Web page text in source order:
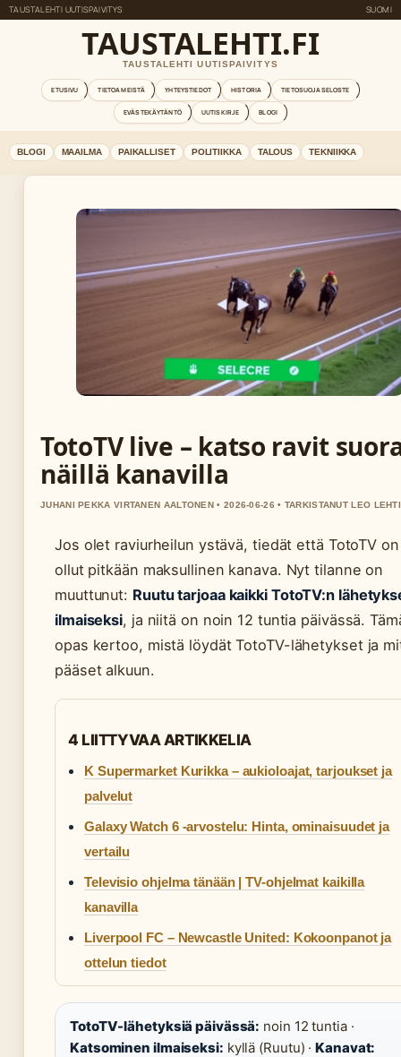
TAUSTALEHTI UUTISPAIVITYS SUOMI
TAUSTALEHTI.FI
TAUSTALEHTI UUTISPAIVITYS
ETUSIVU TIETOA MEISTÄ YHTEYSTIEDOT HISTORIA TIETOSUOJASELOSTE
EVÄSTEKÄYTÄNTÖ UUTISKIRJE BLOGI
BLOGI MAAILMA PAIKALLISET POLITIIKKA TALOUS TEKNIIKKA
TotoTV live – katso ravit
näillä kanavilla
JUHANI PEKKA VIRTANEN AALTONEN • 2026-06-26 • TARKISTANUT LEO
Jos olet raviurheilun ystävä, tiedät että TotoTV on
ollut pitkään maksullinen kanava. Nyt tilanne on
muuttunut: Ruutu tarjoaa kaikki TotoTV:n
ilmaiseksi, ja niitä on noin 12 tuntia päivässä.
opas kertoo, mistä löydät TotoTV-lähetykset ja
pääset alkuun.
4 LIITTYVAA ARTIKKELIA
K Supermarket Kurikka – aukioloajat, tarjoukset ja
palvelut
Galaxy Watch 6 -arvostelu: Hinta, ominaisuudet ja
vertailu
Televisio ohjelma tänään | TV-ohjelmat kaikilla
kanavilla
Liverpool FC – Newcastle United: Kokoonpanot ja
ottelun tiedot
TotoTV-lähetyksiä päivässä: noin 12 tuntia ·
Katsominen ilmaiseksi: kyllä (Ruutu) ·Kanavat: